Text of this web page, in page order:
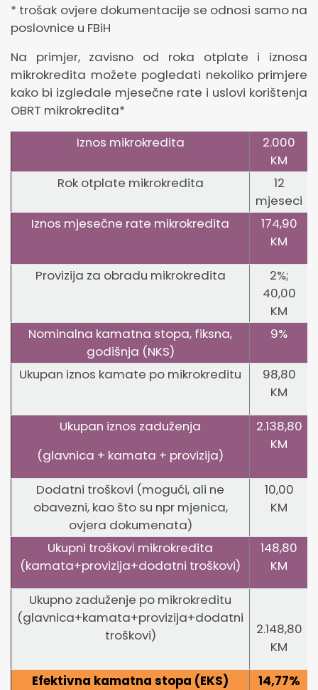
* trošak ovjere dokumentacije se odnosi samo na
poslovnice u FBiH
Na primjer, zavisno od roka otplate i iznosa
mikrokredita možete pogledati nekoliko primjere
kako bi izgledale mjesečne rate i uslovi korištenja
OBRT mikrokredita*
Iznos mikrokredita
2.000
KM
Rok otplate mikrokredita
12
mjeseci
Iznos mjesečne rate mikrokredita
174,90
KM
Provizija za obradu mikrokredita
2%;
40,00
KM
Nominalna kamatna stopa, fiksna,
godišnja (NKS)
9%
Ukupan iznos kamate po mikrokreditu
98,80
KM
Ukupan iznos zaduženja
(glavnica + kamata + provizija)
2.138,80
KM
Dodatni troškovi (mogući, ali ne
obavezni, kao što su npr mjenica,
ovjera dokumenata)
10,00
KM
Ukupni troškovi mikrokredita
(kamata+provizija+dodatni troškovi)
148,80
KM
Ukupno zaduženje po mikrokreditu
(glavnica+kamata+provizija+dodatni
troškovi)
2.148,80
KM
Efektivna kamatna stopa (EKS)
14,77%